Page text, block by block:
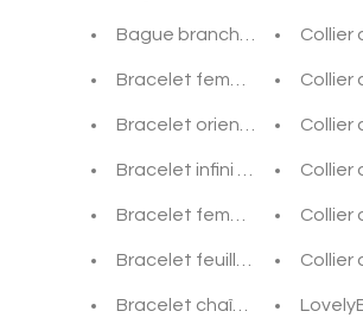
Bague branche d'arbre
Bracelet femme coeur
Bracelet oriental argent
Bracelet infini femme argent
Bracelet femme diamant
Bracelet feuille or et pierres
Bracelet chaîne femme
Collier
Collier
Collier
Collier
Collier
Collier